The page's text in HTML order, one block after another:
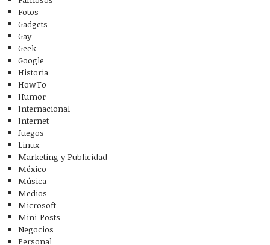
Fotos
Gadgets
Gay
Geek
Google
Historia
HowTo
Humor
Internacional
Internet
Juegos
Linux
Marketing y Publicidad
México
Música
Medios
Microsoft
Mini-Posts
Negocios
Personal